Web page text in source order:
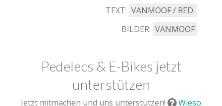
TEXT: VANMOOF / RED.
BILDER: VANMOOF
Pedelecs & E-Bikes jetzt
unterstützen
Jetzt mitmachen und uns unterstützen!
Wieso